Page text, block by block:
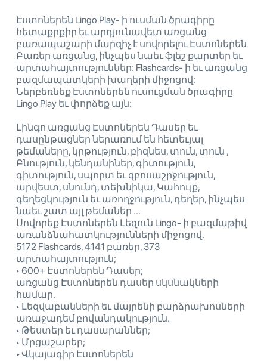
Էստոներեն Lingo Play- ի ուսման ծրագիրը
հետաքրքիր եւ արդյունավետ առցանց
բառապաշարի մարզիչ է սովորելու Էստոներեն
Բառեր առցանց, ինչպես նաեւ ֆլեշ քարտեր եւ
արտահայտություններ: Flashcards- ի եւ առցանց
բազմապատկերի խաղերի միջոցով:
Ներբեռնեք Էստոներեն ուսուցման ծրագիրը
Lingo Play եւ փորձեք այն:
Լինգո առցանց Էստոներեն Դասեր եւ
դասընթացներ ներառում են հետեւյալ
թեմաները, կրթություն, բիզնես, տուն, տուն ,
Բնություն, կենդանիներ, գիտություն,
գիտություն, սպորտ եւ զբոսաշրջություն,
արվեստ, սնունդ, տեխնիկա, Կահույք,
գեղեցկություն եւ առողջություն, դեղեր, ինչպես
նաեւ շատ այլ թեմաներ ...
Սովորեք Էստոներեն Լեզուն Lingo- ի բազմաթիվ
առանձնահատկությունների միջոցով.
5172 Flashcards, 4141 բառեր, 373
արտահայտություն;
‣ 600+ Էստոներեն Դասեր;
առցանց Էստոներեն դասեր սկսնակների
համար.
‣ Լեզվաբանների եւ մայրենի բարձրախոսների
առաջադեմ բովանդակություն.
‣ Թեստեր եւ դասարաններ;
‣ Մրցաշարեր;
‣ Վկայագիր Էստոներեն